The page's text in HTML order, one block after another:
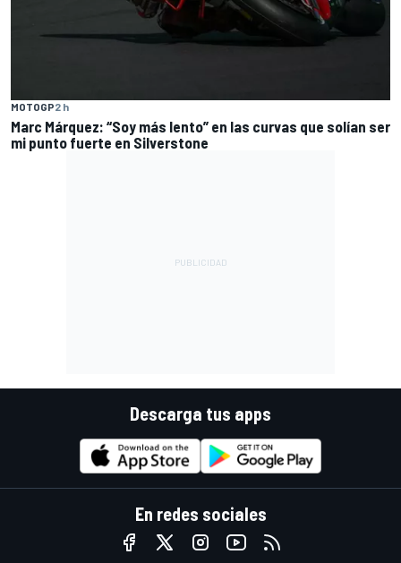
MOTOGP2 h
Marc Márquez: “Soy más lento” en las curvas que solían ser
mi punto fuerte en Silverstone
Descarga tus apps
En redes sociales